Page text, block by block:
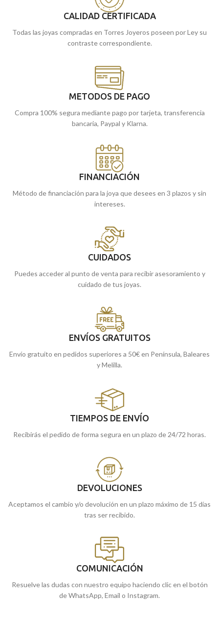
Puedes encontrarla en nuestras
tiendas de Málaga y Melilla, o si lo
enviamos a casa.
CALIDAD CERTIFICADA
Todas las joyas compradas en Torres Joyeros poseen por Ley su
contraste correspondiente.
METODOS DE PAGO
Compra 100% segura mediante pago por tarjeta, transferencia
bancaria, Paypal y Klarna.
FINANCIACIÓN
Método de financiación para la joya que desees en 3 plazos y sin
intereses.
CUIDADOS
Puedes acceder al punto de venta para recibir asesoramiento y
cuidado de tus joyas.
ENVÍOS GRATUITOS
Envío gratuito en pedidos superiores a 50€ en Península, Baleares
y Melilla.
TIEMPOS DE ENVÍO
Recibirás el pedido de forma segura en un plazo de 24/72 horas.
DEVOLUCIONES
Aceptamos el cambio y/o devolución en un plazo máximo de 15 días
tras ser recibido.
COMUNICACIÓN
Resuelve las dudas con nuestro equipo haciendo clic en el botón
de WhatsApp, Email o Instagram.